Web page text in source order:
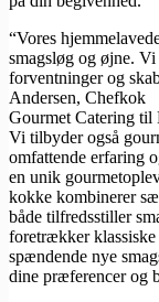
“Vores
smagsløg og øjne.
forventninger og
Andersen, Chefkok
Gourmet Catering til
Vi tilbyder også
omfattende erfaring
en unik
kokke kombinerer
både tilfredsstiller
foretrækker klassiske
spændende nye
dine præferencer og